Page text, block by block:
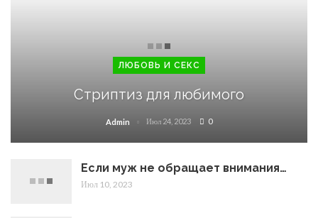
ЛЮБОВЬ И СЕКС
Стриптиз для любимого
Admin Июл 24, 2023 0
Если муж не обращает внимания…
Июл 10, 2023